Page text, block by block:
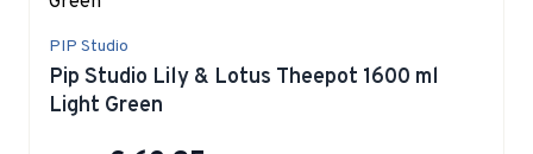
PIP Studio
Pip Studio Lily & Lotus Theepot 1600 ml
Light Green